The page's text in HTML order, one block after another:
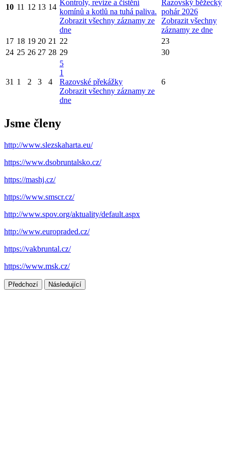
10 11 12 13 14
Kontroly, revize a čistění
komínů a kotlů na tuhá paliva.
Zobrazit všechny záznamy ze
dne
Razovský běžecký
pohár 2026
Zobrazit všechny
záznamy ze dne
17 18 19 20 21 22
23
24 25 26 27 28 29 30
31 1 2 3 4
5
1
Razovské překážky
Zobrazit všechny záznamy ze
dne
6
Jsme členy
http://www.slezskaharta.eu/
https://www.dsobruntalsko.cz/
https://mashj.cz/
https://www.smscr.cz/
http://www.spov.org/aktuality/default.aspx
http://www.europraded.cz/
https://vakbruntal.cz/
https://www.msk.cz/
Předchozí Následující